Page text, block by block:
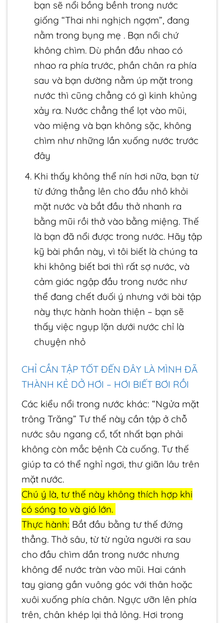
bạn sẽ nổi bồng bềnh trong nước
giống “Thai nhi nghịch ngợm”, đang
nằm trong bụng mẹ . Bạn nổi chứ
không chìm. Dù phần đầu nhao có
nhao ra phía trước, phần chân ra phía
sau và bạn dường nằm úp mặt trong
nước thì cũng chẳng có gì kinh khủng
xảy ra. Nước chẳng thể lọt vào mũi,
vào miệng và bạn không sặc, không
chìm như những lần xuống nước trước
đây
Khi thấy không thể nín hơi nữa, bạn từ
từ đứng thẳng lên cho đầu nhô khỏi
mặt nước và bắt đầu thở nhanh ra
bằng mũi rồi thở vào bằng miệng. Thế
là bạn đã nổi được trong nước. Hãy tập
kỹ bài phần này, vì tôi biết là chúng ta
khi không biết bơi thì rất sợ nước, và
cảm giác ngập đầu trong nước như
thể đang chết đuối ý nhưng với bài tập
này thực hành hoàn thiện – bạn sẽ
thấy việc ngụp lặn dưới nước chỉ là
chuyện nhỏ
CHỈ CẦN TẬP TỐT ĐẾN ĐÂY LÀ MÌNH ĐÃ
THÀNH KẺ DỞ HƠI – HƠI BIẾT BƠI RỒI
Các kiểu nổi trong nước khác: “Ngửa mặt
trông Trăng”Tư thế này cần tập ở chỗ
nước sâu ngang cổ, tốt nhất bạn phải
không còn mắc bệnh Cà cuống. Tư thế
giúp ta có thể nghỉ ngơi, thư giãn lâu trên
mặt nước.
Chú ý là, tư thế này không thích hợp khi
có sóng to và gió lớn.
Thực hành: Bắt đầu bằng tư thế đứng
thẳng. Thở sâu, từ từ ngửa người ra sau
cho đầu chìm dần trong nước nhưng
không để nước tràn vào mũi. Hai cánh
tay giang gần vuông góc với thân hoặc
xuôi xuống phía chân. Ngực ưỡn lên phía
trên, chân khép lại thả lỏng. Hơi trong